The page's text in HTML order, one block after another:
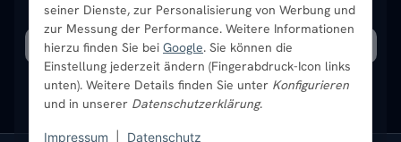
seiner Dienste, zur Personalisierung von Werbung und
zur Messung der Performance. Weitere Informationen
hierzu finden Sie bei Google. Sie können die
Einstellung jederzeit ändern (Fingerabdruck-Icon links
unten). Weitere Details finden Sie unter Konfigurieren
und in unserer Datenschutzerklärung.
Impressum Datenschutz
Bestpreisgarantie VERSAND MIT